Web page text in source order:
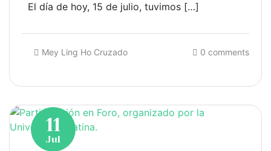
El día de hoy, 15 de julio, tuvimos […]
Mey Ling Ho Cruzado 0 comments
11
Jul